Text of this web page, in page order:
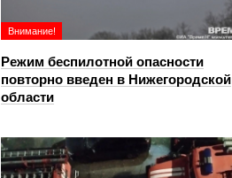
Внимание!
Режим беспилотной опасности
повторно введен в Нижегородской
области